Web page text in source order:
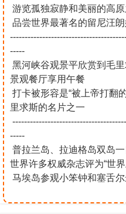
游览孤独寂静和美丽的高
品尝世界最著名的留尼汪
-----
黑河峡谷观景平欣赏到毛
景观餐厅享用午餐
打卡被形容是“被上帝打翻
里求斯的名片之一
-----
普拉兰岛、拉迪格岛双岛
世界许多权威杂志评为“世
马埃岛参观小笨钟和塞舌